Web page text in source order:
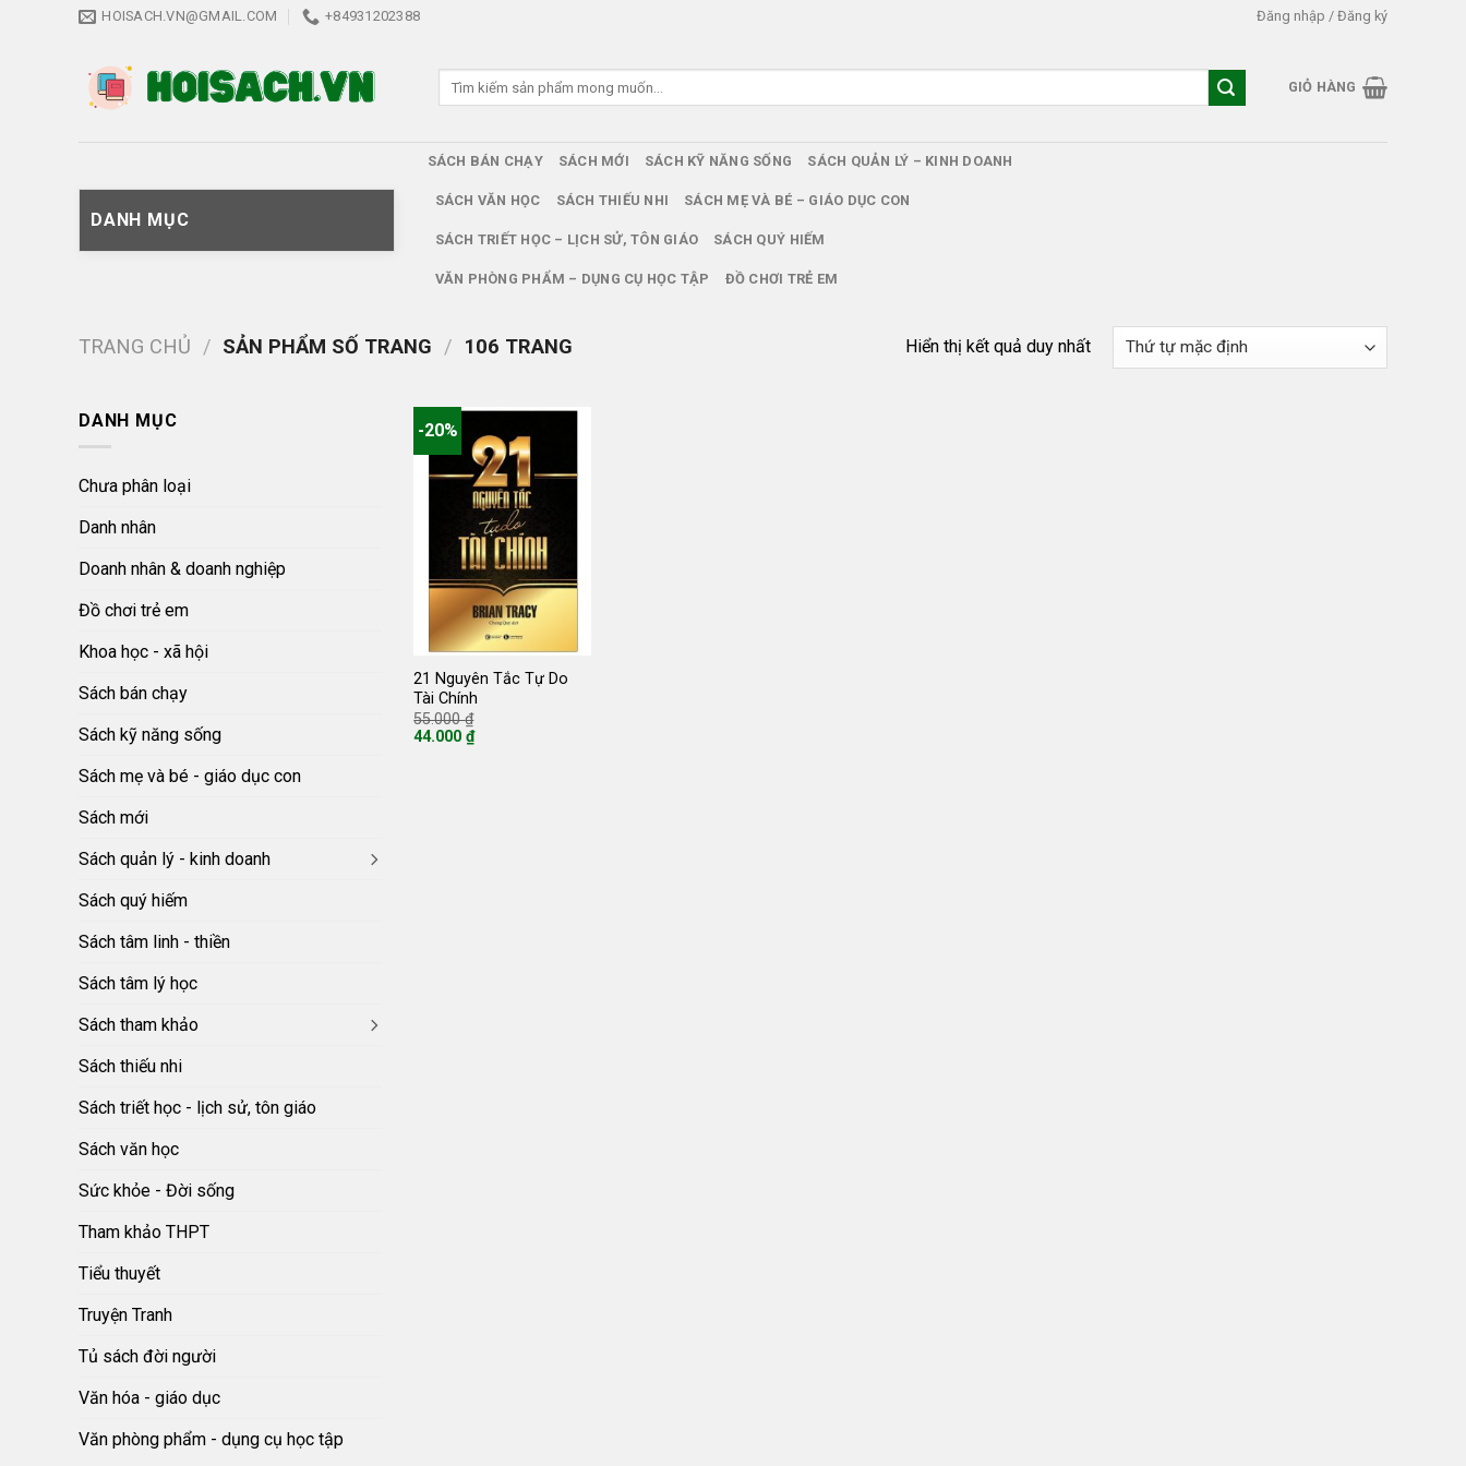
HOISACH.VN@GMAIL.COM +84931202388 Đăng nhập / Đăng ký
GIỎ HÀNG
DANH MỤC
SÁCH BÁN CHẠY SÁCH MỚI SÁCH KỸ NĂNG SỐNG SÁCH QUẢN LÝ – KINH DOANH
SÁCH VĂN HỌC SÁCH THIẾU NHI SÁCH MẸ VÀ BÉ – GIÁO DỤC CON
SÁCH TRIẾT HỌC – LỊCH SỬ, TÔN GIÁO SÁCH QUÝ HIẾM
VĂN PHÒNG PHẨM – DỤNG CỤ HỌC TẬP ĐỒ CHƠI TRẺ EM
TRANG CHỦ / SẢN PHẨM SỐ TRANG / 106 TRANG Hiển thị kết quả duy nhất
DANH MỤC
Chưa phân loại
Danh nhân
Doanh nhân & doanh nghiệp
Đồ chơi trẻ em
Khoa học - xã hội
Sách bán chạy
Sách kỹ năng sống
Sách mẹ và bé - giáo dục con
Sách mới
Sách quản lý - kinh doanh
Sách quý hiếm
Sách tâm linh - thiền
Sách tâm lý học
Sách tham khảo
Sách thiếu nhi
Sách triết học - lịch sử, tôn giáo
Sách văn học
Sức khỏe - Đời sống
Tham khảo THPT
Tiểu thuyết
Truyện Tranh
Tủ sách đời người
Văn hóa - giáo dục
Văn phòng phẩm - dụng cụ học tập
-20%
21 Nguyên Tắc Tự Do
Tài Chính
55.000₫
44.000₫